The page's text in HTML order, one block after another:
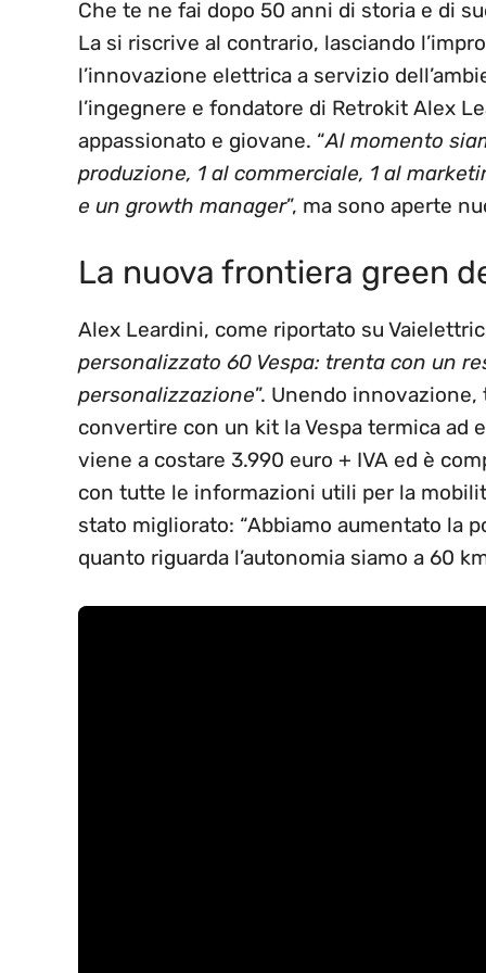
Che te ne fai dopo 50 anni di storia e di
La si riscrive al contrario, lasciando
l’innovazione elettrica a servizio
l’ingegnere e fondatore di Retrokit Alex
appassionato e giovane. “Al momento
produzione, 1 al commerciale, 1 al
e un growth manager”, ma sono aperte
La nuova frontiera green
Alex Leardini, come riportato su
personalizzato 60 Vespa: trenta con un
personalizzazione”. Unendo
convertire con un kit la Vespa termica ad
viene a costare 3.990 euro + IVA ed è
con tutte le informazioni utili per la
stato migliorato: “Abbiamo aumentato la
quanto riguarda l’autonomia siamo a 60